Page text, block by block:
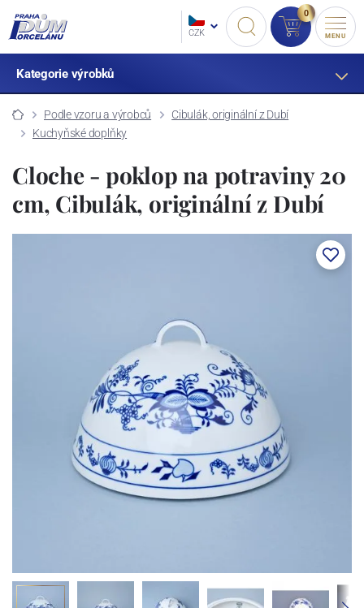
CZK
0
MENU
Kategorie výrobků
Podle vzoru a výrobců
Cibulák, originální z Dubí
Kuchyňské doplňky
Cloche - poklop na potraviny 20
cm, Cibulák, originální z Dubí